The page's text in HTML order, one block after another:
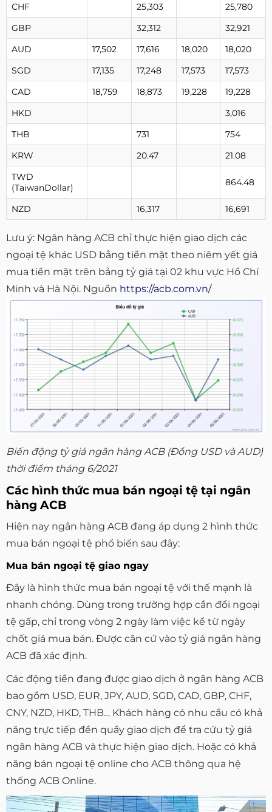
CHF
25,303
25,780
GBP
32,312
32,921
AUD
17,502 17,616 18,020
18,020
SGD
17,135 17,248 17,573
17,573
CAD
18,759 18,873 19,228
19,228
HKD
3,016
THB
731
754
KRW
20.47
21.08
TWD
(TaiwanDollar)
864.48
NZD 16,317 16,691
Lưu ý: Ngân hàng ACB chỉ thực hiện giao dịch các
ngoại tệ khác USD bằng tiền mặt theo niêm yết giá
mua tiền mặt trên bảng tỷ giá tại 02 khu vực Hồ Chí
Minh và Hà Nội. Nguồn https://acb.com.vn/
Biến động tỷ giá ngân hàng ACB (Đồng USD và AUD)
thời điểm tháng 6/2021
Các hình thức mua bán ngoại tệ tại ngân
hàng ACB
Hiện nay ngân hàng ACB đang áp dụng 2 hình thức
mua bán ngoại tệ phổ biến sau đây:
Mua bán ngoại tệ giao ngay
Đây là hình thức mua bán ngoại tệ với thế mạnh là
nhanh chóng. Dùng trong trường hợp cần đổi ngoại
tệ gấp, chỉ trong vòng 2 ngày làm việc kể từ ngày
chốt giá mua bán. Được căn cứ vào tỷ giá ngân hàng
ACB đã xác định.
Các động tiền đang được giao dịch ở ngân hàng ACB
bao gồm USD, EUR, JPY, AUD, SGD, CAD, GBP, CHF,
CNY, NZD, HKD, THB… Khách hàng có nhu cầu có khả
năng trực tiếp đền quầy giao dịch để tra cứu tỷ giá
ngân hàng ACB và thực hiện giao dịch. Hoặc có khả
năng bán ngoại tệ online cho ACB thông qua hệ
thống ACB Online.